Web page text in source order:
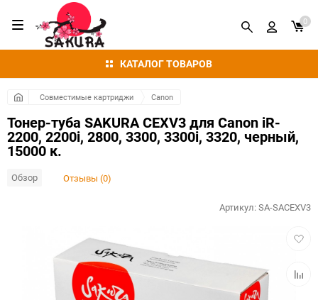
КАТАЛОГ ТОВАРОВ
0
Совместимые картриджи Canon
Тонер-туба SAKURA CEXV3 для Canon iR-
2200, 2200i, 2800, 3300, 3300i, 3320, черный,
15000 к.
Обзор Отзывы (0)
Артикул:SA-SACEXV3